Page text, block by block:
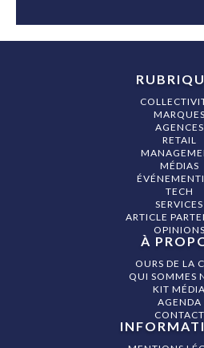
MARQUES
AGENCES
RETAIL
MÉDIAS
TECH
SERVICES
ARTICLE
OPINIONS
À
OURS DE LA
QUI SOMMES
KIT MÉDIA
AGENDA
CONTACT